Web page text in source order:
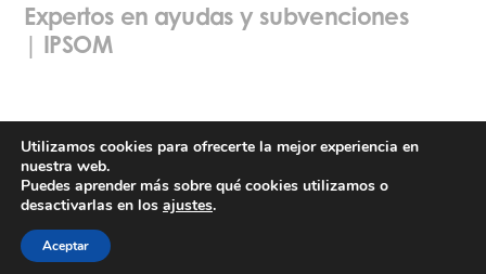
Expertos en ayudas y subvenciones
| IPSOM
Política de privacidad
©2026 Ipsom
Utilizamos cookies para ofrecerte la mejor experiencia en
nuestra web.
Puedes aprender más sobre qué cookies utilizamos o
desactivarlas en los ajustes.
Aceptar